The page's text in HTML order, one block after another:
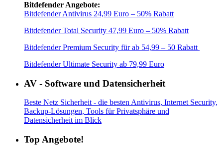
Bitdefender Angebote:
Bitdefender Antivirus 24,99 Euro – 50% Rabatt
Bitdefender Total Security 47,99 Euro – 50% Rabatt
Bitdefender Premium Security für ab 54,99 – 50 Rabatt
Bitdefender Ultimate Security ab 79,99 Euro
AV - Software und Datensicherheit
Beste Netz Sicherheit - die besten Antivirus, Internet Security,
Backup-Lösungen, Tools für Privatsphäre und
Datensicherheit im Blick
Top Angebote!